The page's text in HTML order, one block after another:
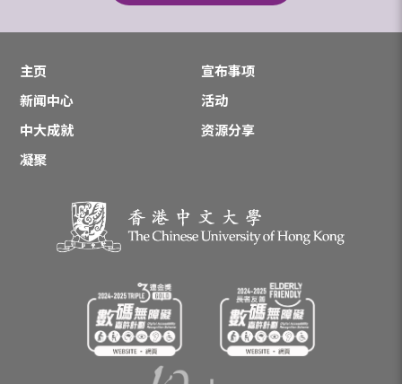
主页
宣布事项
新闻中心
活动
中大成就
资源分享
凝聚